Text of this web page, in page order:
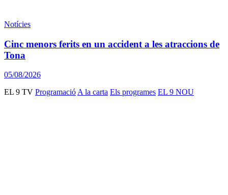
Notícies
Cinc menors ferits en un accident a les atraccions de
Tona
05/08/2026
EL 9 TV Programació A la carta Els programes EL 9 NOU